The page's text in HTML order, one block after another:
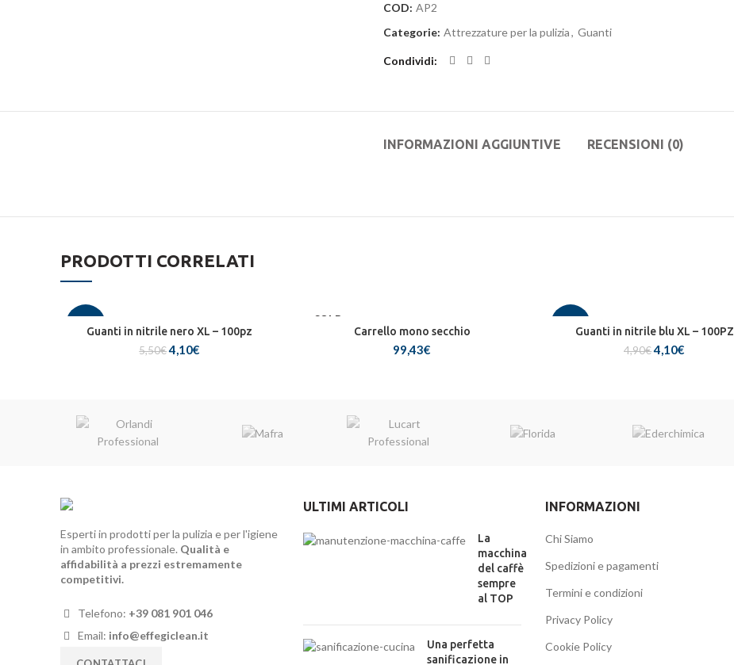
COD: AP2
Categorie: Attrezzature per la pulizia, Guanti
Condividi
INFORMAZIONI AGGIUNTIVE RECENSIONI (0)
PRODOTTI CORRELATI
Guanti in nitrile nero XL – 100pz
5,50€Il
4,10€
SOLD
Carrello mono secchio
99,43€
Guanti in nitrile blu XL – 100PZ
4,90€Il
4,10€
Esperti in prodotti per la pulizia e per l'igiene
in ambito professionale. Qualità e
affidabilità a prezzi estremamente
competitivi.
Telefono: +39 081 901 046
Email: info@effegiclean.it
ULTIMI ARTICOLI
La
macchina
del caffè
sempre
al TOP
Una perfetta
sanificazione in
INFORMAZIONI
Chi Siamo
Spedizioni e pagamenti
Termini e condizioni
Privacy Policy
Cookie Policy